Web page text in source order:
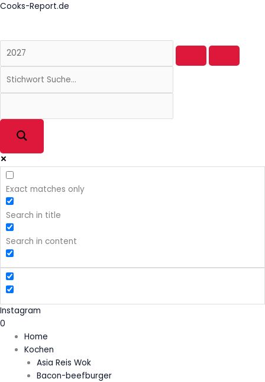
Zum
Cooks-Report.de
Exact matches only
Search in title
Search in content
Instagram
0
Home
Kochen
Asia Reis Wok
Bacon-beefburger